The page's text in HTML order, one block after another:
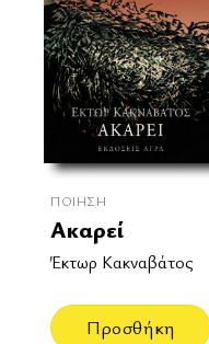
ΠΟΊΗΣΗ
Ακαρεί
Έκτωρ Κακναβάτος
Προσθήκη